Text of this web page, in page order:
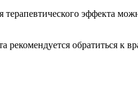
эффекта
обратиться к